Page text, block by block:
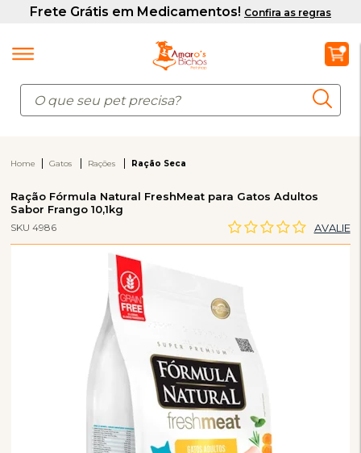
Home Gatos Rações Ração Seca
Ração Fórmula Natural FreshMeat para Gatos Adultos
Sabor Frango 10,1kg
SKU 4986 AVALIE